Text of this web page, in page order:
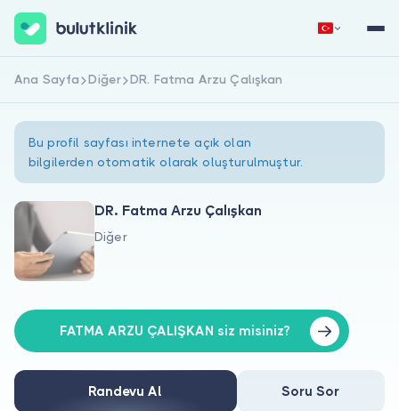
Hakkımızda
Doktorlar için
Doktor musunuz?
Hemen Kaydol Giriş Yap
Ana Sayfa Diğer DR. Fatma Arzu Çalışkan
Bu profil sayfası internete açık olan
bilgilerden otomatik olarak oluşturulmuştur.
DR. Fatma Arzu Çalışkan
Diğer
FATMA ARZU ÇALIŞKAN siz misiniz?
Randevu Al Soru Sor